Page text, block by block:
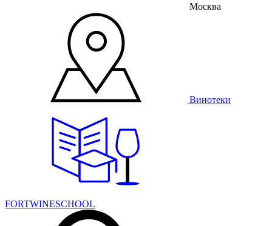
Москва
Винотеки
FORTWINESCHOOL